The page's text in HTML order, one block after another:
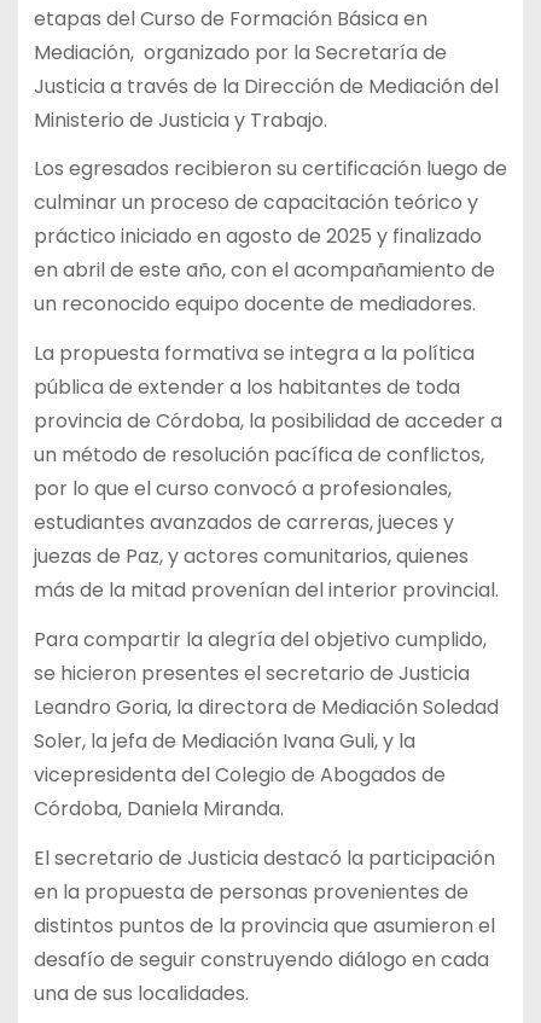
etapas del Curso de Formación Básica en
Mediación, organizado por la Secretaría de
Justicia a través de la Dirección de Mediación del
Ministerio de Justicia y Trabajo.
Los egresados recibieron su certificación luego de
culminar un proceso de capacitación teórico y
práctico iniciado en agosto de 2025 y finalizado
en abril de este año, con el acompañamiento de
un reconocido equipo docente de mediadores.
La propuesta formativa se integra a la política
pública de extender a los habitantes de toda
provincia de Córdoba, la posibilidad de acceder a
un método de resolución pacífica de conflictos,
por lo que el curso convocó a profesionales,
estudiantes avanzados de carreras, jueces y
juezas de Paz, y actores comunitarios, quienes
más de la mitad provenían del interior provincial.
Para compartir la alegría del objetivo cumplido,
se hicieron presentes el secretario de Justicia
Leandro Goria, la directora de Mediación Soledad
Soler, la jefa de Mediación Ivana Guli, y la
vicepresidenta del Colegio de Abogados de
Córdoba, Daniela Miranda.
El secretario de Justicia destacó la participación
en la propuesta de personas provenientes de
distintos puntos de la provincia que asumieron el
desafío de seguir construyendo diálogo en cada
una de sus localidades.